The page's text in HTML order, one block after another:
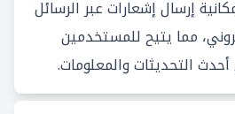
إرسال إشعارات عبر الرسائل
مما يتيح للمستخدمين
التحديثات والمعلومات.